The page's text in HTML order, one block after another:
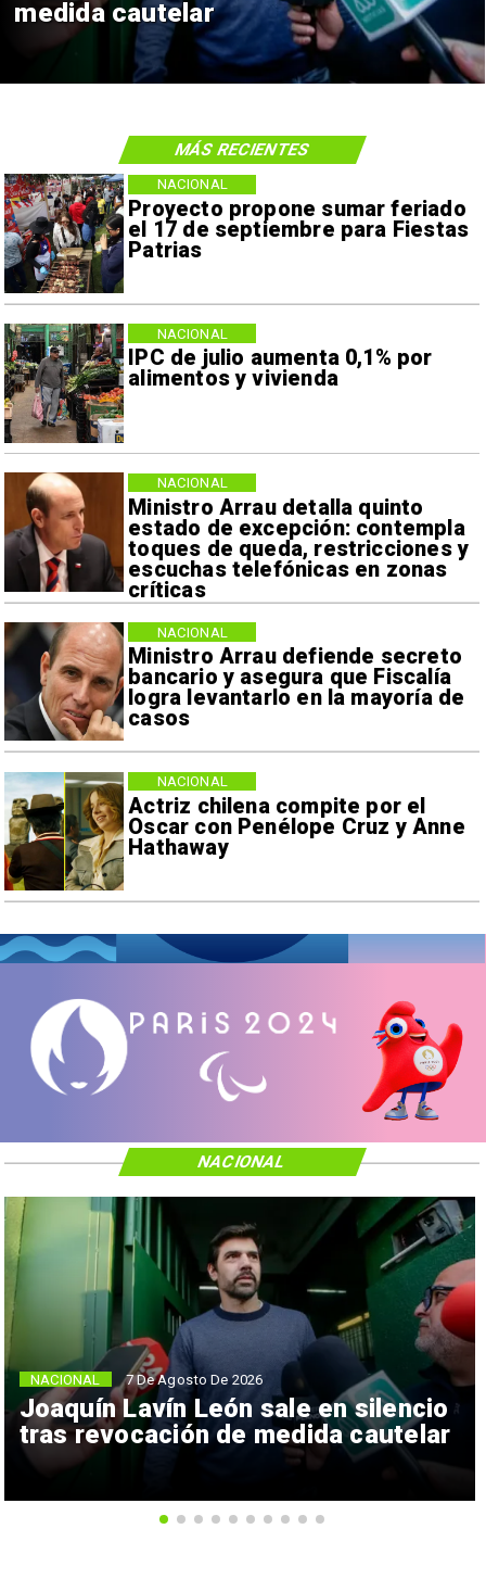
medida cautelar
Proyecto propone sumar feriado
el 17 de septiembre para Fiestas
Patrias
NACIONAL
IPC de julio aumenta 0,1% por
alimentos y vivienda
NACIONAL
Ministro Arrau detalla quinto
estado de excepción: contempla
toques de queda, restricciones y
escuchas telefónicas en zonas
críticas
NACIONAL
Ministro Arrau defiende secreto
bancario y asegura que Fiscalía
logra levantarlo en la mayoría de
casos
NACIONAL
Actriz chilena compite por el
Oscar con Penélope Cruz y Anne
Hathaway
NACIONAL
MÁS RECIENTES
Joaquín Lavín León sale en silencio
tras revocación de medida cautelar
NACIONAL 7 De Agosto De 2026
NACIONAL